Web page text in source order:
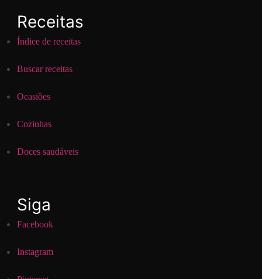
Receitas
Índice de receitas
Buscar receitas
Ocasiões
Cozinhas
Doces saudáveis
Siga
Facebook
Instagram